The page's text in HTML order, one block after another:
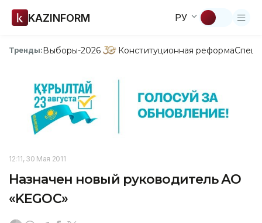
KAZINFORM РУ
Тренды:Выборы-2026 Конституционная реформа
12:11, 30 Мая 2011
Назначен новый руководитель АО
«KEGOC»